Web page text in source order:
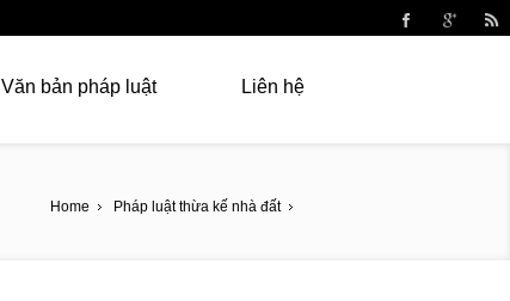
Văn bản pháp luật Liên hệ
Home Pháp luật thừa kế nhà đất